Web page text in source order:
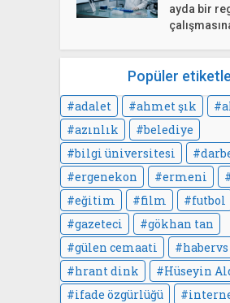
ayda bir
Popüler
adalet ahmet şık
azınlık
belediye
bilgi üniversitesi
ergenekon
ermeni
eğitim
film
futbol
gazeteci
gökhan tan
gülen cemaati
habervs
hrant dink
Hüseyin
ifade özgürlüğü